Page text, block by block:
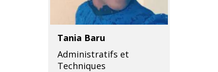
Tania Baru
Administratifs et
Techniques